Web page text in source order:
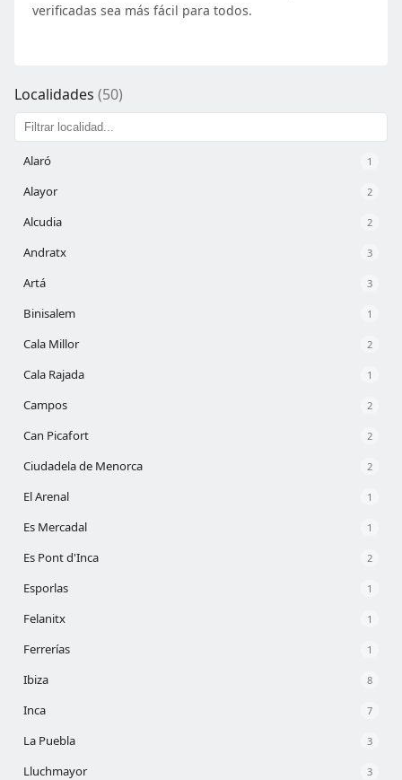
verificadas sea más fácil para todos.
Localidades (50)
Alaró 1
Alayor 2
Alcudia 2
Andratx 3
Artá 3
Binisalem 1
Cala Millor 2
Cala Rajada 1
Campos 2
Can Picafort 2
Ciudadela de Menorca 2
El Arenal 1
Es Mercadal 1
Es Pont d'Inca 2
Esporlas 1
Felanitx 1
Ferrerías 1
Ibiza 8
Inca 7
La Puebla 3
Lluchmayor 3